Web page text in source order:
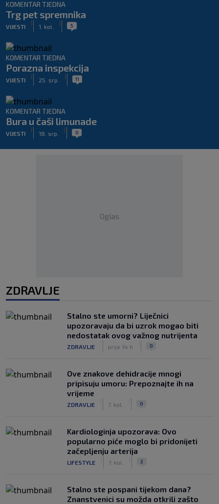
KOMENTAR TJEDNA
Trg pet spremnika
VIJESTI
|
1. kol.
| 5
KOMENTAR TJEDNA
Porazna inspekcija
VIJESTI
|
25. srp.
| 11
KOMENTAR TJEDNA
Bura u čaši limunade
VIJESTI
|
18. srp.
| 0
Oglas
ZDRAVLJE
Stalno ste umorni? Liječnici
upozoravaju da bi uzrok mogao biti
nedostatak ovog važnog nutrijenta
ZDRAVLJE prije 14 h 0
Ove znakove dehidracije mnogi
pripisuju umoru: Prepoznajte ih na
vrijeme
ZDRAVLJE 7. kol. 0
Kardiologinja upozorava: Ovo
popularno piće moglo bi pridonijeti
začepljenju arterija
LIFESTYLE 7. kol. 2
Stalno ste pospani tijekom dana?
Znanstvenici su možda otkrili zašto